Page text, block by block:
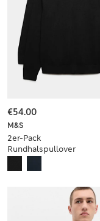
M&S
2er-Pack
Rundhalspullover
€54.00